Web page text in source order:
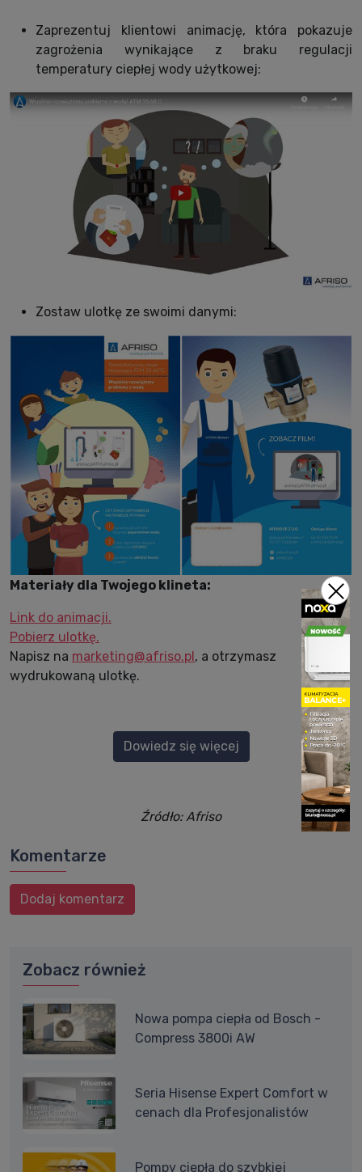
Zaprezentuj klientowi animację, która pokazuje
zagrożenia wynikające z braku regulacji
temperatury ciepłej wody użytkowej:
Zostaw ulotkę ze swoimi danymi:
Materiały dla Twojego klineta:
Link do animacji.
Pobierz ulotkę.
Napisz na marketing@afriso.pl, a otrzymasz
wydrukowaną ulotkę.
Dowiedz się więcej
Źródło: Afriso
Komentarze
Dodaj komentarz
Zobacz również
Nowa pompa ciepła od Bosch -
Compress 3800i AW
Seria Hisense Expert Comfort w
cenach dla Profesjonalistów
Pompy ciepła do szybkiej